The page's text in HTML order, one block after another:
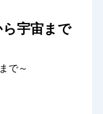
宇宙まで
で～